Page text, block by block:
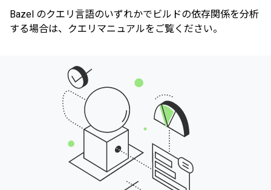
Bazel のクエリ言語のいずれかでビルドの依存関係を分析
する場合は、クエリマニュアルをご覧ください。